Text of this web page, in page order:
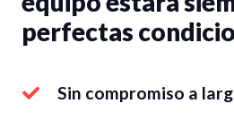
perfectas
Sin compromiso a